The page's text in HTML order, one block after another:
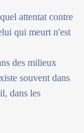
attentat contre
qui meurt n'est
des milieux
souvent dans
dans les